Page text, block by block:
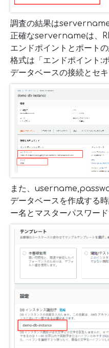
調査の結果はservername
正確なservernameは、
エンドポイントとポートの
格式は「エンドポイント:
データベースの接続とセ
また、
データベースを作成する
ー名とマスターパスワード